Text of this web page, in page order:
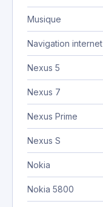
Musique
Navigation internet
Nexus 5
Nexus 7
Nexus Prime
Nexus S
Nokia
Nokia 5800